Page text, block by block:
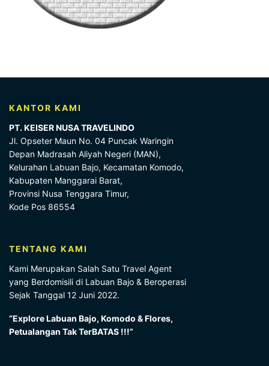
KANTOR KAMI
PT. KEISER NUSA TRAVELINDO
Jl. Opseter Maun No. 04 Puncak Waringin
Depan Madrasah Aliyah Negeri (MAN),
Kelurahan Labuan Bajo, Kecamatan Komodo,
Kabupaten Manggarai Barat,
Provinsi Nusa Tenggara Timur,
Kode Pos 86554
TENTANG KAMI
Kami Merupakan Salah Satu Travel Agent
yang Berdomisili di Labuan Bajo & Beroperasi
Sejak Tanggal 12 Juni 2022.
“Explore Labuan Bajo, Komodo & Flores,
Petualangan Tak TerBATAS !!!”